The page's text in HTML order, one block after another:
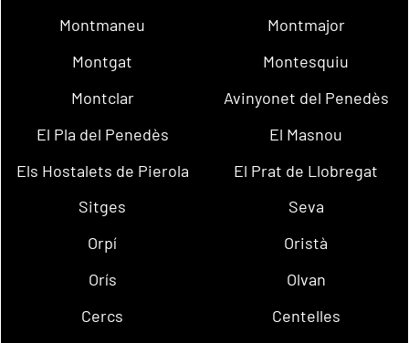
Montmaneu
Montmajor
Montgat
Montesquiu
Montclar
Avinyonet del Penedès
El Pla del Penedès
El Masnou
Els Hostalets de Pierola
El Prat de Llobregat
Sitges
Seva
Orpí
Oristà
Orís
Olvan
Cercs
Centelles